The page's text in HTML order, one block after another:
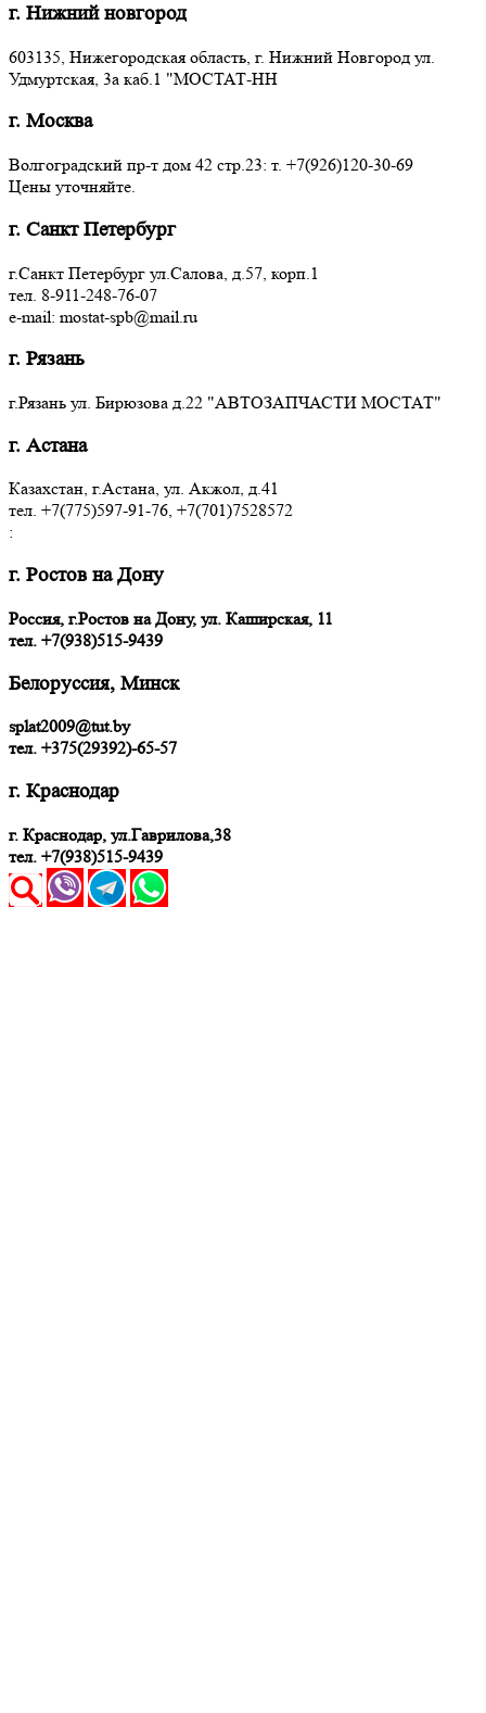
г. Нижний новгород
603135, Нижегородская область, г. Нижний Новгород ул.
Удмуртская, 3a каб.1 "МОСТАТ-НН
г. Москва
Волгоградский пр-т дом 42 стр.23: т. +7(926)120-30-69
Цены уточняйте.
г. Санкт Петербург
г.Санкт Петербург ул.Салова, д.57, корп.1
тел. 8-911-248-76-07
e-mail: mostat-spb@mail.ru
г. Рязань
г.Рязань ул. Бирюзова д.22 "АВТОЗАПЧАСТИ МОСТАТ"
г. Астана
Казахстан, г.Астана, ул. Акжол, д.41
тел. +7(775)597-91-76, +7(701)7528572
:
г. Ростов на Дону
Россия, г.Ростов на Дону, ул. Каширская, 11
тел. +7(938)515-9439
Белоруссия, Минск
splat2009@tut.by
тел. +375(29392)-65-57
г. Краснодар
г. Краснодар, ул.Гаврилова,38
тел. +7(938)515-9439